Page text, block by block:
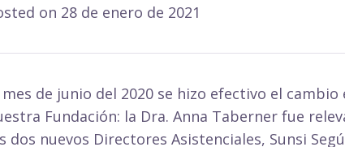
on 28 de enero de 2021
mes de junio del 2020 se hizo efectivo el
Fundación: la Dra. Anna Taberner fue
dos nuevos Directores Asistenciales, Sunsi